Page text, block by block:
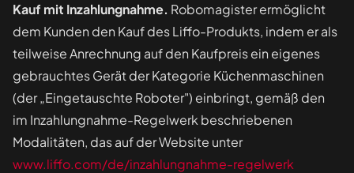
Kauf mit Inzahlungnahme. Robomagister ermöglicht
dem Kunden den Kauf des Liffo-Produkts, indem er als
teilweise Anrechnung auf den Kaufpreis ein eigenes
gebrauchtes Gerät der Kategorie Küchenmaschinen
(der „Eingetauschte Roboter") einbringt, gemäß den
im Inzahlungnahme-Regelwerk beschriebenen
Modalitäten, das auf der Website unter
www.liffo.com/de/inzahlungnahme-regelwerk